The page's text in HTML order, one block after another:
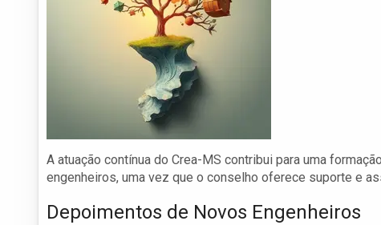
A atuação contínua do Crea-MS contribui para uma
engenheiros, uma vez que o conselho oferece suporte e
Depoimentos de Novos Engenheiros